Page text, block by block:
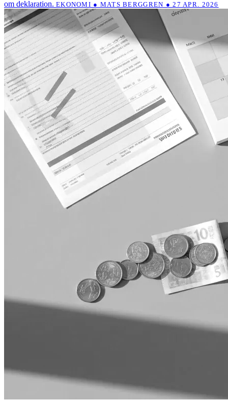
om deklaration. EKONOMI ● MATS BERGGREN ● 27 APR. 2026